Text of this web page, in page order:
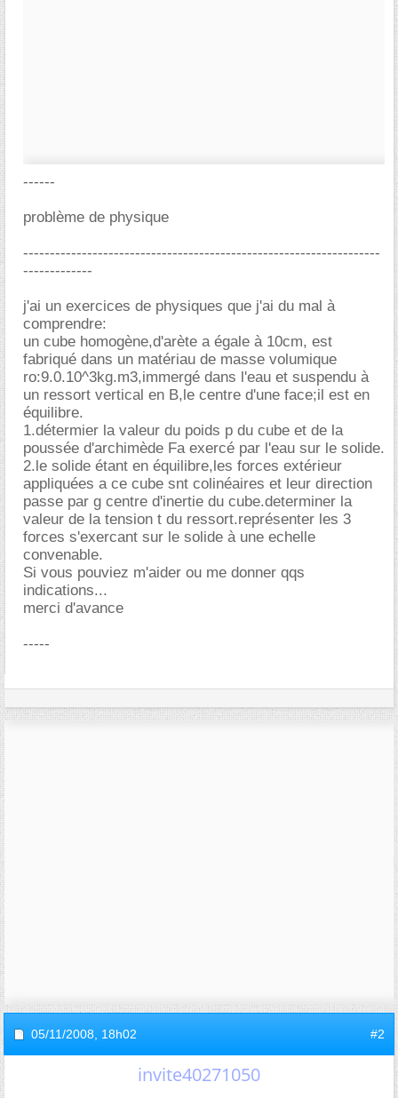
------
problème de physique
-------------------------------------------------------------------
-------------
j'ai un exercices de physiques que j'ai du mal à
comprendre:
un cube homogène,d'arète a égale à 10cm, est
fabriqué dans un matériau de masse volumique
ro:9.0.10^3kg.m3,immergé dans l'eau et suspendu à
un ressort vertical en B,le centre d'une face;il est en
équilibre.
1.détermier la valeur du poids p du cube et de la
poussée d'archimède Fa exercé par l'eau sur le solide.
2.le solide étant en équilibre,les forces extérieur
appliquées a ce cube snt colinéaires et leur direction
passe par g centre d'inertie du cube.determiner la
valeur de la tension t du ressort.représenter les 3
forces s'exercant sur le solide à une echelle
convenable.
Si vous pouviez m'aider ou me donner qqs
indications...
merci d'avance
-----
05/11/2008, 18h02 #2
invite40271050